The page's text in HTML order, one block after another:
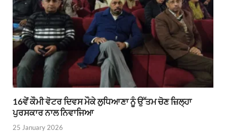
16ਵੇਂ ਕੌਮੀ ਵੋਟਰ ਦਿਵਸ ਮੌਕੇ ਲੁਧਿਆਣਾ ਨੂੰ ਉੱਤਮ ਚੋਣ ਜ਼ਿਲ੍ਹਾ
ਪੁਰਸਕਾਰ ਨਾਲ ਨਿਵਾਜਿਆ
25 January 2026